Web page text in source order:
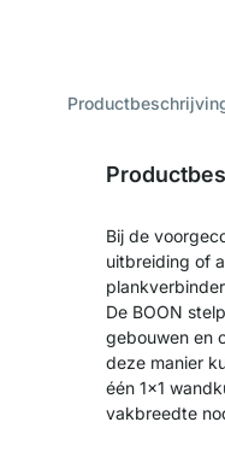
Bij de
uitbreiding of
De BOON
gebouwen en
deze manier
één 1x1
vakbreedte